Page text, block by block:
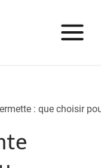
: que choisir